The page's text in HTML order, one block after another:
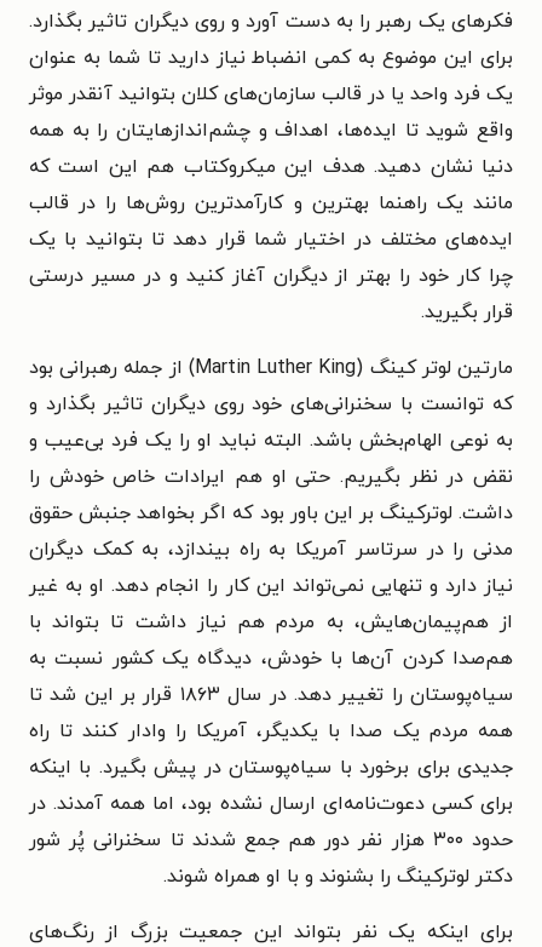
فکرهای یک رهبر را به دست آورد و روی دیگران تاثیر بگذارد.
برای این موضوع به کمی انضباط نیاز دارید تا شما به عنوان
یک فرد واحد یا در قالب سازمان‌های کلان بتوانید آنقدر موثر
واقع شوید تا ایده‌ها، اهداف و چشم‌اندازهایتان را به همه
دنیا نشان دهید. هدف این میکروکتاب هم این است که
مانند یک راهنما بهترین و کارآمدترین روش‌ها را در قالب
ایده‌های مختلف در اختیار شما قرار دهد تا بتوانید با یک
چرا کار خود را بهتر از دیگران آغاز کنید و در مسیر درستی
قرار بگیرید.
مارتین لوتر کینگ (Martin Luther King) از جمله رهبرانی بود
که توانست با سخنرانی‌های خود روی دیگران تاثیر بگذارد و
به نوعی الهام‌بخش باشد. البته نباید او را یک فرد بی‌عیب و
نقض در نظر بگیریم. حتی او هم ایرادات خاص خودش را
داشت. لوترکینگ بر این باور بود که اگر بخواهد جنبش حقوق
مدنی را در سرتاسر آمریکا به راه بیندازد، به کمک دیگران
نیاز دارد و تنهایی نمی‌تواند این کار را انجام دهد. او به غیر
از هم‌پیمان‌هایش، به مردم هم نیاز داشت تا بتواند با
هم‌صدا کردن آن‌ها با خودش، دیدگاه یک کشور نسبت به
سیاه‌پوستان را تغییر دهد. در سال ۱۸۶۳ قرار بر این شد تا
همه مردم یک صدا با یکدیگر، آمریکا را وادار کنند تا راه
جدیدی برای برخورد با سیاه‌پوستان در پیش بگیرد. با اینکه
برای کسی دعوت‌نامه‌ای ارسال نشده بود، اما همه آمدند. در
حدود ۳۰۰ هزار نفر دور هم جمع شدند تا سخنرانی پُر شور
دکتر لوترکینگ را بشنوند و با او همراه شوند.
برای اینکه یک نفر بتواند این جمعیت بزرگ از رنگ‌های